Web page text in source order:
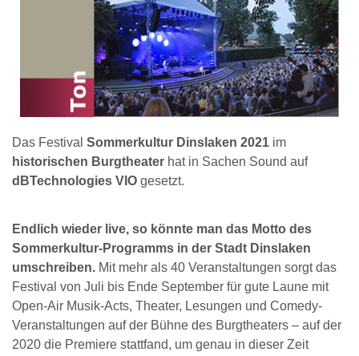
Das Festival Sommerkultur Dinslaken 2021 im
historischen Burgtheater hat in Sachen Sound auf
dBTechnologies VIO gesetzt.
Endlich wieder live, so könnte man das Motto des
Sommerkultur-Programms in der Stadt Dinslaken
umschreiben. Mit mehr als 40 Veranstaltungen sorgt das
Festival von Juli bis Ende September für gute Laune mit
Open-Air Musik-Acts, Theater, Lesungen und Comedy-
Veranstaltungen auf der Bühne des Burgtheaters – auf der
2020 die Premiere stattfand, um genau in dieser Zeit